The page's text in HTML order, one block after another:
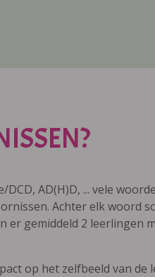
AD(H)D, ... vele
Achter elk woord
er gemiddeld 2 leerlingen
op het zelfbeeld van de